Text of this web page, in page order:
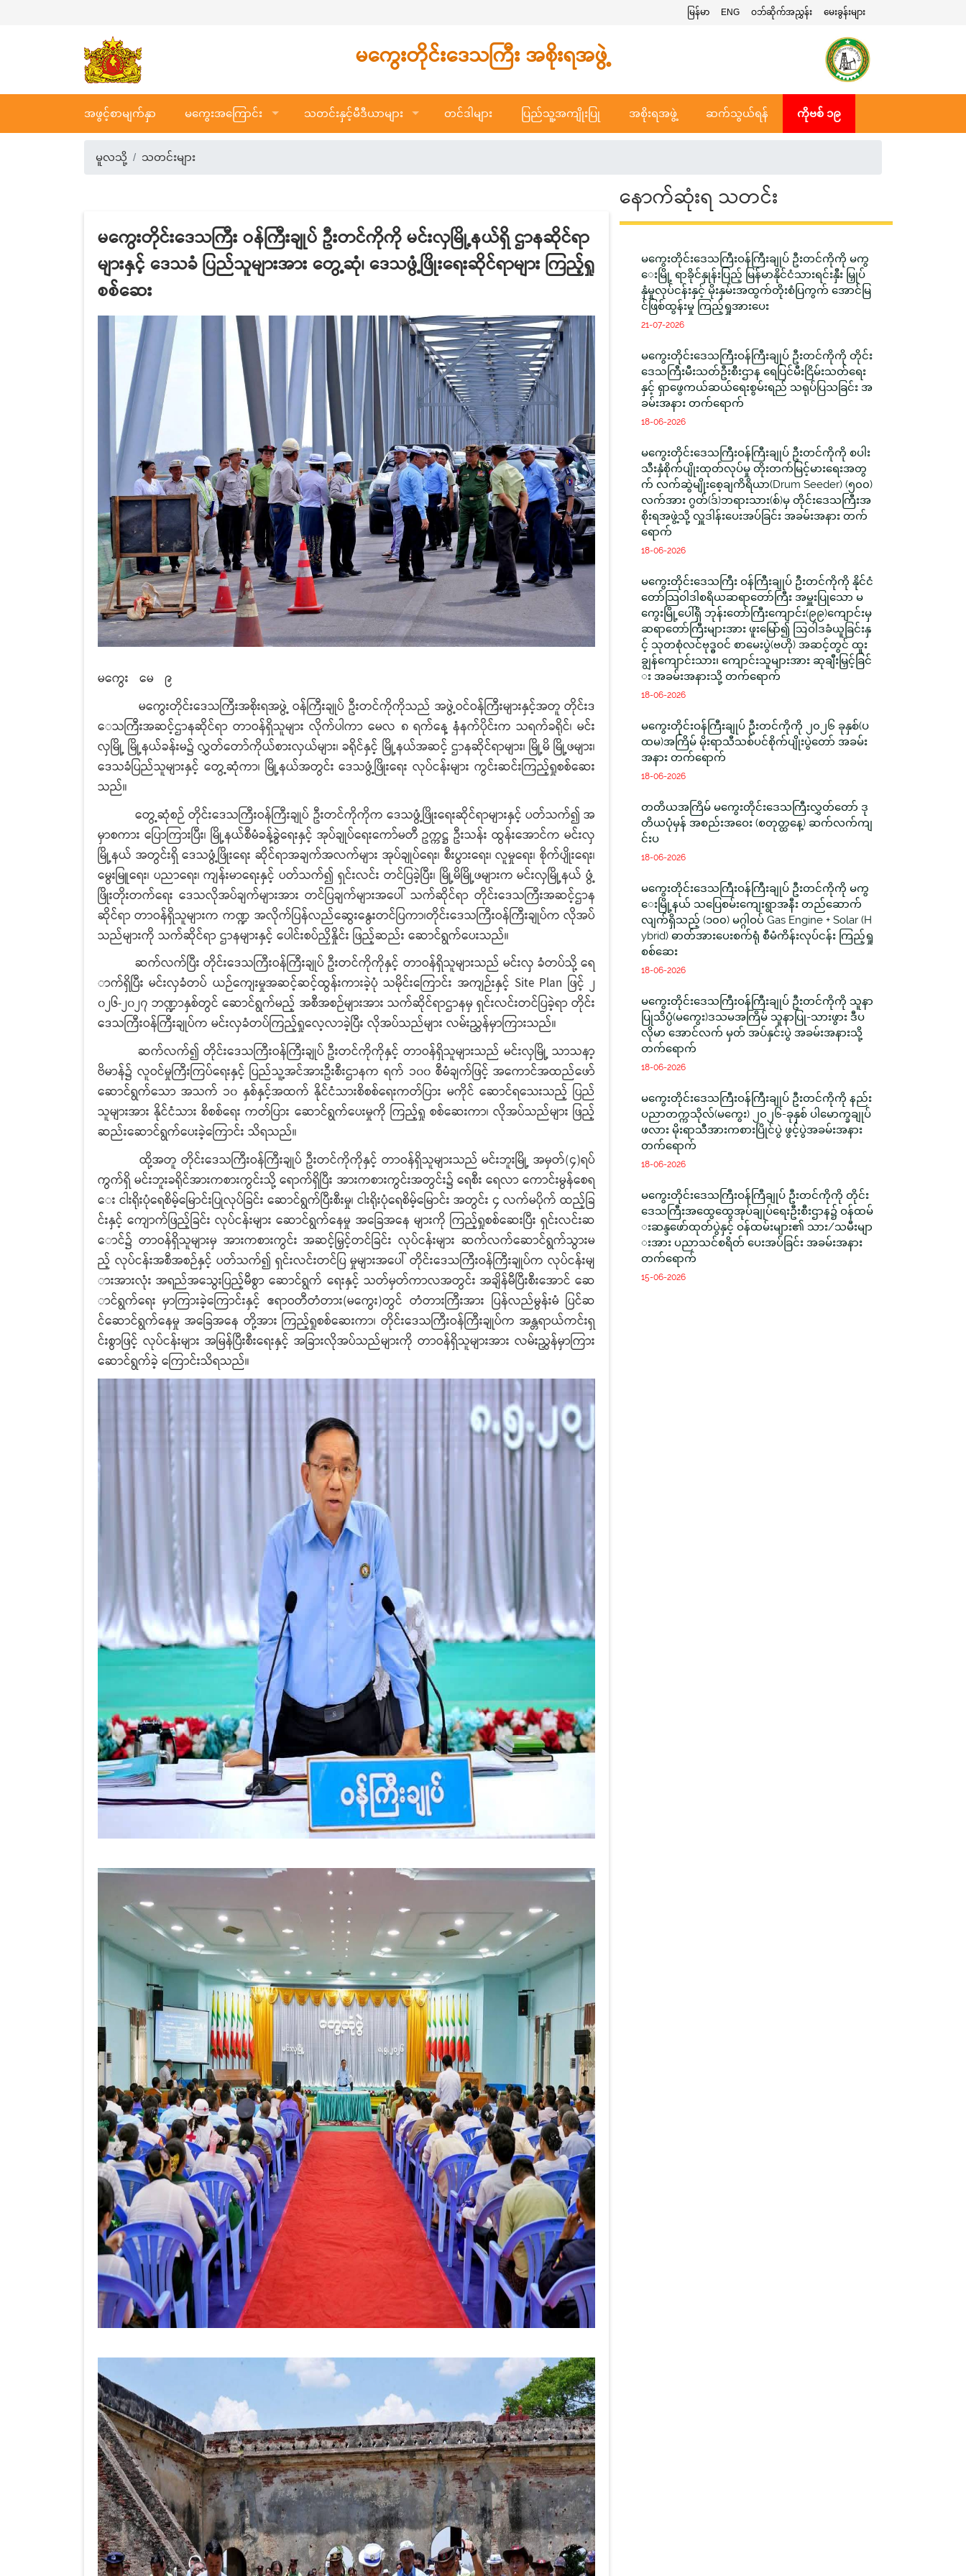
မေးခွန်းများ
ဝဘ်ဆိုက်အညွှန်း
ENG
မြန်မာ
မကွေးတိုင်းဒေသကြီး အစိုးရအဖွဲ့
အဖွင့်စာမျက်နှာ မကွေးအကြောင်း သတင်းနှင့်မီဒီယာများ တင်ဒါများ ပြည်သူ့အကျိုးပြု အစိုးရအဖွဲ့ ဆက်သွယ်ရန် ကိုဗစ် ၁၉
မူလသို့ သတင်းများ
မကွေးတိုင်းဒေသကြီး ဝန်ကြီးချုပ် ဦးတင်ကိုကို မင်းလှမြို့နယ်ရှိ ဌာနဆိုင်ရာ
များနှင့် ဒေသခံ ပြည်သူများအား တွေ့ဆုံ၊ ဒေသဖွံ့ဖြိုးရေးဆိုင်ရာများ ကြည့်ရှု
စစ်ဆေး
မကွေး မေ ၉
မကွေးတိုင်းဒေသကြီးအစိုးရအဖွဲ့ ဝန်ကြီးချုပ် ဦးတင်ကိုကိုသည် အဖွဲ့ဝင်ဝန်ကြီးများနှင့်အတူ တိုင်းဒ
ေသကြီးအဆင့်ဌာနဆိုင်ရာ တာဝန်ရှိသူများ လိုက်ပါကာ မေလ ၈ ရက်နေ့ နံနက်ပိုင်းက သရက်ခရိုင်၊ မင်း
လှမြို့ မြို့နယ်ခန်းမ၌ လွှတ်တော်ကိုယ်စားလှယ်များ၊ ခရိုင်နှင့် မြို့နယ်အဆင့် ဌာနဆိုင်ရာများ၊ မြို့မိ မြို့ဖများ၊
ဒေသခံပြည်သူများနှင့် တွေ့ဆုံကာ၊ မြို့နယ်အတွင်း ဒေသဖွံ့ဖြိုးရေး လုပ်ငန်းများ ကွင်းဆင်းကြည့်ရှုစစ်ဆေး
သည်။
တွေ့ဆုံစဉ် တိုင်းဒေသကြီးဝန်ကြီးချုပ် ဦးတင်ကိုကိုက ဒေသဖွံ့ဖြိုးရေးဆိုင်ရာများနှင့် ပတ်သက်၍ အ
မှာစကား ပြောကြားပြီး၊ မြို့နယ်စီမံခန့်ခွဲရေးနှင့် အုပ်ချုပ်ရေးကော်မတီ ဥက္ကဋ္ဌ ဦးသန်း ထွန်းအောင်က မင်းလှ
မြို့နယ် အတွင်းရှိ ဒေသဖွံ့ဖြိုးရေး ဆိုင်ရာအချက်အလက်များ အုပ်ချုပ်ရေး၊ စီးပွားရေး၊ လူမှုရေး၊ စိုက်ပျိုးရေး၊
မွေးမြူရေး၊ ပညာ‌ရေး၊ ကျန်းမာရေးနှင့် ပတ်သက်၍ ရှင်းလင်း တင်ပြခဲ့ပြီး၊ မြို့မိမြို့ဖများက မင်းလှမြို့နယ် ဖွံ့
ဖြိုးတိုးတက်ရေး ဒေသလိုအပ်ချက်များအား တင်ပြချက်များအပေါ် သက်ဆိုင်ရာ တိုင်းဒေသကြီးအဆင့်ဌာန
ဆိုင်ရာ တာဝန်ရှိသူများက ကဏ္ဍ အလိုက်ပြန်လည်ဆွေးနွေးတင်ပြကာ၊တိုင်းဒေသကြီးဝန်ကြီးချုပ်က လိုအပ်
သည်များကို သက်ဆိုင်ရာ ဌာနများနှင့် ပေါင်းစပ်ညှိနှိုင်း ဖြည့်ဆည်း ဆောင်ရွက်ပေးသည်။
ဆက်လက်ပြီး တိုင်းဒေသကြီးဝန်ကြီးချုပ် ဦးတင်ကိုကိုနှင့် တာဝန်ရှိသူများသည် မင်းလှ ခံတပ်သို့ ရေ
ာက်ရှိပြီး မင်းလှခံတပ် ယဉ်ကျေးမှုအဆင့်ဆင့်ထွန်းကားခဲ့ပုံ သမိုင်းကြောင်း အကျဉ်းနှင့် Site Plan ဖြင့် ၂
၀၂၆-၂၀၂၇ ဘဏ္ဍာနှစ်တွင် ဆောင်ရွက်မည့် အစီအစဉ်များအား သက်ဆိုင်ရာဌာနမှ ရှင်းလင်းတင်ပြခဲ့ရာ တိုင်း
ဒေသကြီးဝန်ကြီးချုပ်က မင်းလှခံတပ်ကြည့်ရှုလေ့လာခဲ့ပြီး လိုအပ်သည်များ လမ်းညွှန်မှာကြားသည်။
ဆက်လက်၍ တိုင်းဒေသကြီးဝန်ကြီးချုပ် ဦးတင်ကိုကိုနှင့် တာဝန်ရှိသူများသည် မင်းလှမြို့ သာသနာ့
ဗိမာန်၌ လူဝင်မှုကြီးကြပ်ရေးနှင့် ပြည်သူ့အင်အားဦးစီးဌာနက ရက် ၁၀၀ စီမံချက်ဖြင့် အကောင်အထည်ဖော်
ဆောင်ရွက်သော အသက် ၁၀ နှစ်နှင့်အထက် နိုင်ငံသားစိစစ်ရေးကတ်ပြား မကိုင် ဆောင်ရသေးသည့် ပြည်
သူများအား နိုင်ငံသား စိစစ်ရေး ကတ်ပြား ဆောင်ရွက်ပေးမှုကို ကြည့်ရှု စစ်ဆေးကာ၊ လိုအပ်သည်များ ဖြည့်
ဆည်းဆောင်ရွက်ပေးခဲ့ကြောင်း သိရသည်။
ထို့အတူ တိုင်းဒေသကြီးဝန်ကြီးချုပ် ဦးတင်ကိုကိုနှင့် တာဝန်ရှိသူများသည် မင်းဘူးမြို့ အမှတ်(၄)ရပ်
ကွက်ရှိ မင်းဘူးခရိုင်အားကစားကွင်းသို့ ရောက်ရှိပြီး အားကစားကွင်းအတွင်း၌ ရေစီး ရေလာ ကောင်းမွန်စေရ
ေး ငါးရိုးပုံရေစိမ့်မြောင်းပြုလုပ်ခြင်း ဆောင်ရွက်ပြီးစီးမှု၊ ငါးရိုးပုံရေစိမ့်မြောင်း အတွင်း ၄ လက်မပိုက် ထည့်ခြ
င်းနှင့် ကျောက်ဖြည့်ခြင်း လုပ်ငန်းများ ဆောင်ရွက်နေမှု အခြေအနေ များကို ကြည့်ရှုစစ်ဆေးပြီး ရှင်းလင်းဆ
ောင်၌ တာဝန်ရှိသူများမှ အားကစားကွင်း အဆင့်မြှင့်တင်ခြင်း လုပ်ငန်းများ ဆက်လက်ဆောင်ရွက်သွားမ
ည့် လုပ်ငန်းအစီအစဉ်နှင့် ပတ်သက်၍ ရှင်းလင်းတင်ပြ မှုများအပေါ် တိုင်းဒေသကြီးဝန်ကြီးချုပ်က လုပ်ငန်းမျ
ားအားလုံး အရည်အသွေးပြည့်မီစွာ ဆောင်ရွက် ရေးနှင့် သတ်မှတ်ကာလအတွင်း အချိန်မီပြီးစီးအောင် ဆေ
ာင်ရွက်ရေး မှာကြားခဲ့ကြောင်းနှင့် ဧရာဝတီတံတား(မကွေး)တွင် တံတားကြီးအား ပြန်လည်မွန်းမံ ပြင်ဆ
င်ဆောင်ရွက်နေမှု အခြေအနေ တို့အား ကြည့်ရှုစစ်ဆေးကာ၊ တိုင်းဒေသကြီးဝန်ကြီးချုပ်က အန္တရာယ်ကင်းရှ
င်းစွာဖြင့် လုပ်ငန်းများ အမြန်ပြီးစီးရေးနှင့် အခြားလိုအပ်သည်များကို တာဝန်ရှိသူများအား လမ်းညွှန်မှာကြား
ဆောင်ရွက်ခဲ့ ကြောင်းသိရသည်။
နောက်ဆုံးရ သတင်း
မကွေးတိုင်းဒေသကြီးဝန်ကြီးချုပ် ဦးတင်ကိုကို မကွ
ေးမြို့ ရာခိုင်နှုန်းပြည့် မြန်မာနိုင်ငံသားရင်းနှီး မြှုပ်
နှံမှုလုပ်ငန်းနှင့် မိုးနှမ်းအထွက်တိုးစံပြကွက် အောင်မြ
င်ဖြစ်ထွန်းမှု ကြည့်ရှုအားပေး
21-07-2026
မကွေးတိုင်းဒေသကြီးဝန်ကြီးချုပ် ဦးတင်ကိုကို တိုင်း
ဒေသကြီးမီးသတ်ဦးစီးဌာန ရေပြင်မီးငြိမ်းသတ်ရေး
နှင့် ရှာဖွေကယ်ဆယ်ရေးစွမ်းရည် သရုပ်ပြသခြင်း အ
ခမ်းအနား တက်ရောက်
18-06-2026
မကွေးတိုင်းဒေသကြီးဝန်ကြီးချုပ် ဦးတင်ကိုကို စပါး
သီးနှံစိုက်ပျိုးထုတ်လုပ်မှု တိုးတက်မြင့်မားရေးအတွ
က် လက်ဆွဲမျိုးစေ့ချကိရိယာ(Drum Seeder) (၅၀၀)
လက်အား ဂွတ်(ဒ်)ဘရားသား(စ်)မှ တိုင်းဒေသကြီးအ
စိုးရအဖွဲ့သို့ လှူဒါန်းပေးအပ်ခြင်း အခမ်းအနား တက်
ရောက်
18-06-2026
မကွေးတိုင်းဒေသကြီး ဝန်ကြီးချုပ် ဦးတင်ကိုကို နိုင်ငံ
တော်သြဝါဒါစရိယဆရာတော်ကြီး အမှူးပြုသော မ
ကွေးမြို့ပေါ်ရှိ ဘုန်းတော်ကြီးကျောင်း(၉၉)ကျောင်းမှ
ဆရာတော်ကြီးများအား ဖူးမြော်၍ ဩဝါဒခံယူခြင်းနှ
င့် သုတစုံလင်ဗုဒ္ဓဝင် စာမေးပွဲ(ဗဟို) အဆင့်တွင် ထူး
ချွန်ကျောင်းသား၊ ကျောင်းသူများအား ဆုချီးမြှင့်ခြင်
း အခမ်းအနားသို့ တက်ရောက်
18-06-2026
မကွေးတိုင်းဝန်ကြီးချုပ် ဦးတင်ကိုကို ၂၀၂၆ ခုနှစ်(ပ
ထမ)အကြိမ် မိုးရာသီသစ်ပင်စိုက်ပျိုးပွဲတော် အခမ်း
အနား တက်ရောက်
18-06-2026
တတိယအကြိမ် မကွေးတိုင်းဒေသကြီးလွှတ်တော် ဒု
တိယပုံမှန် အစည်းအဝေး (စတုတ္ထနေ့) ဆက်လက်ကျ
င်းပ
18-06-2026
မကွေးတိုင်းဒေသကြီးဝန်ကြီးချုပ် ဦးတင်ကိုကို မကွ
ေးမြို့နယ် သပြေစမ်းကျေးရွာအနီး တည်ဆောက်
လျက်ရှိသည့် (၁၀၀) မဂ္ဂါဝပ် Gas Engine + Solar (H
ybrid) ဓာတ်အားပေးစက်ရုံ စီမံကိန်းလုပ်ငန်း ကြည့်ရှု
စစ်ဆေး
18-06-2026
မကွေးတိုင်းဒေသကြီးဝန်ကြီးချုပ် ဦးတင်ကိုကို သူနာ
ပြုသိပ္ပံ(မကွေး)ဒသမအကြိမ် သူနာပြု-သားဖွား ဒီပ
လိုမာ အောင်လက် မှတ် အပ်နှင်းပွဲ အခမ်းအနားသို့
တက်ရောက်
18-06-2026
မကွေးတိုင်းဒေသကြီးဝန်ကြီးချုပ် ဦးတင်ကိုကို နည်း
ပညာတက္ကသိုလ်(မကွေး) ၂၀၂၆-ခုနှစ် ပါမောက္ခချုပ်
ဖလား မိုးရာသီအားကစားပြိုင်ပွဲ ဖွင့်ပွဲအခမ်းအနား
တက်ရောက်
18-06-2026
မကွေးတိုင်းဒေသကြီးဝန်ကြီချုပ် ဦးတင်ကိုကို တိုင်း
ဒေသကြီးအထွေထွေအုပ်ချုပ်ရေးဦးစီးဌာန၌ ဝန်ထမ်
းဆန္ဒဖော်ထုတ်ပွဲနှင့် ဝန်ထမ်းများ၏ သား/သမီးမျာ
းအား ပညာသင်စရိတ် ပေးအပ်ခြင်း အခမ်းအနား
တက်ရောက်
15-06-2026